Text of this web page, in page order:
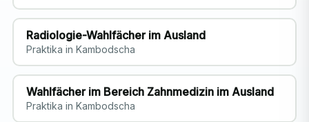
Radiologie-Wahlfächer im Ausland
Praktika in Kambodscha
Wahlfächer im Bereich Zahnmedizin im Ausland
Praktika in Kambodscha